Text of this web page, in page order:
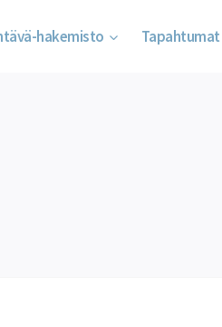
hakemisto Tapahtumat